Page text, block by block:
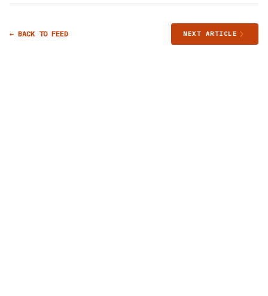
← BACK TO FEED NEXT ARTICLE